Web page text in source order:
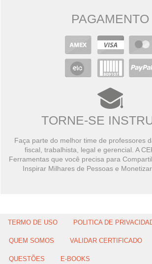
PAGAMENTO
TORNE-SE
Faça parte do melhor time de professores
fiscal, trabalhista, legal e gerencial. A
Ferramentas que você precisa para
Inspirar Milhares de Pessoas e
TERMO DE USO POLITICA DE
QUEM SOMOS VALIDAR CERTIFICADO
QUESTÕES E-BOOKS